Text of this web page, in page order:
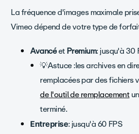
La fréquence d'images maximale
Vimeo dépend de votre type de
AvancéetPremium: jusqu'à 30
💡Astuce :les archives en
remplacées par des fichiers
de l'outil de remplacement
terminé.
Entreprise: jusqu'à 60 FPS